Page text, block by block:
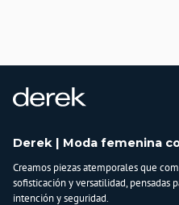
Derek | Moda femenina
Creamos piezas atemporales que
sofisticación y versatilidad, pensadas
intención y seguridad.